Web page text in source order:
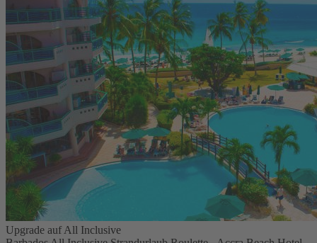
Upgrade auf All Inclusive